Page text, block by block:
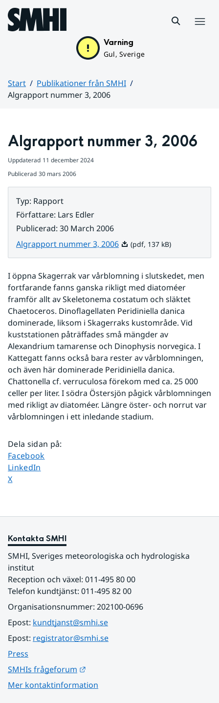
Hoppa till sidans innehåll
Varning
Gul, Sverige
Start
Publikationer från SMHI
Algrapport nummer 3, 2006
Algrapport nummer 3, 2006
Uppdaterad 11 december 2024
Publicerad 30 mars 2006
Typ: Rapport
Författare: Lars Edler
Publicerad: 30 March 2006
Algrapport nummer 3, 2006Pdf, 137 kB.
(pdf, 137 kB)
I öppna Skagerrak var vårblomning i slutskedet, men
fortfarande fanns ganska rikligt med diatoméer
framför allt av Skeletonema costatum och släktet
Chaetoceros. Dinoflagellaten Peridiniella danica
dominerade, liksom i Skagerraks kustområde. Vid
kuststationen påträffades små mängder av
Alexandrium tamarense och Dinophysis norvegica. I
Kattegatt fanns också bara rester av vårblomningen,
och även här dominerade Peridiniella danica.
Chattonella cf. verruculosa förekom med ca. 25 000
celler per liter. I södra Östersjön pågick vårblomningen
med rikligt av diatoméer. Längre öster- och norrut var
vårblomningen i ett inledande stadium.
Dela sidan på:
Dela sidan på
Facebook
Dela sidan på
LinkedIn
Dela sidan på
X
Kontakta SMHI
SMHI, Sveriges meteorologiska och hydrologiska
institut
Reception och växel: 011-495 80 00
Telefon kundtjänst: 011-495 82 00
Organisationsnummer: 202100-0696
Epost: kundtjanst@smhi.se
Epost: registrator@smhi.se
Press
SMHIs frågeforum
Mer kontaktinformation